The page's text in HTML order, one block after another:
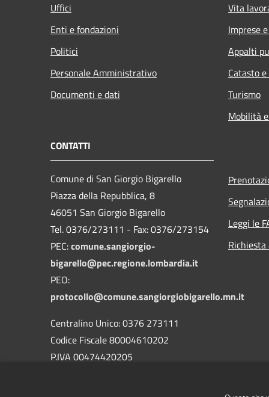
Uffici
Enti e fondazioni
Politici
Personale Amministrativo
Documenti e dati
Vita
Imprese
Appalti
Catasto
Turismo
Mobilità
CONTATTI
Comune di San Giorgio Bigarello
Piazza della Repubblica, 8
46051 San Giorgio Bigarello
Tel. 0376/273111 - Fax: 0376/273154
PEC:comune.sangiorgio-
bigarello@pec.regione.lombardia.it
PEO:
protocollo@comune.sangiorgiobigarello.mn.it
Centralino Unico: 0376 273111
Codice Fiscale 80004610202
P.IVA 00474420205
Leggi le